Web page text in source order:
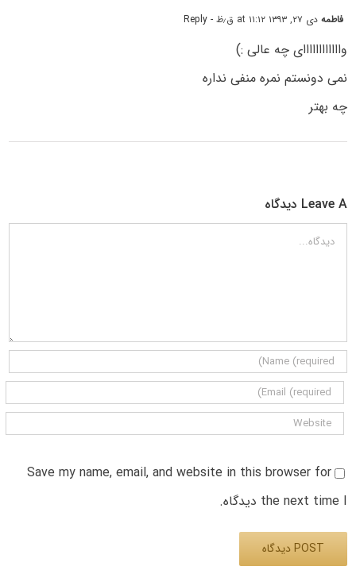
فاطمهدی ۲۷, ۱۳۹۳ at ۱۱:۱۲ ق٫ظ - Reply
واااااااااااای چه عالی :)
نمی دونستم نمره منفی نداره
چه بهتر
Leave A دیدگاه
دیدگاه
Save my name, email, and website in this browser for
the next time I دیدگاه.